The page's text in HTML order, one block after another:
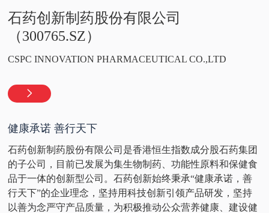
石药创新制药股份有限公司
（300765.SZ）
CSPC INNOVATION PHARMACEUTICAL CO.,LTD
健康承诺 善行天下
石药创新制药股份有限公司是香港恒生指数成分股石药集团
的子公司，目前已发展为集生物制药、功能性原料和保健食
品于一体的创新型公司。石药创新始终秉承“健康承诺，善
行天下”的企业理念，坚持用科技创新引领产品研发，坚持
以善为念严守产品质量，为积极推动公众营养健康、建设健